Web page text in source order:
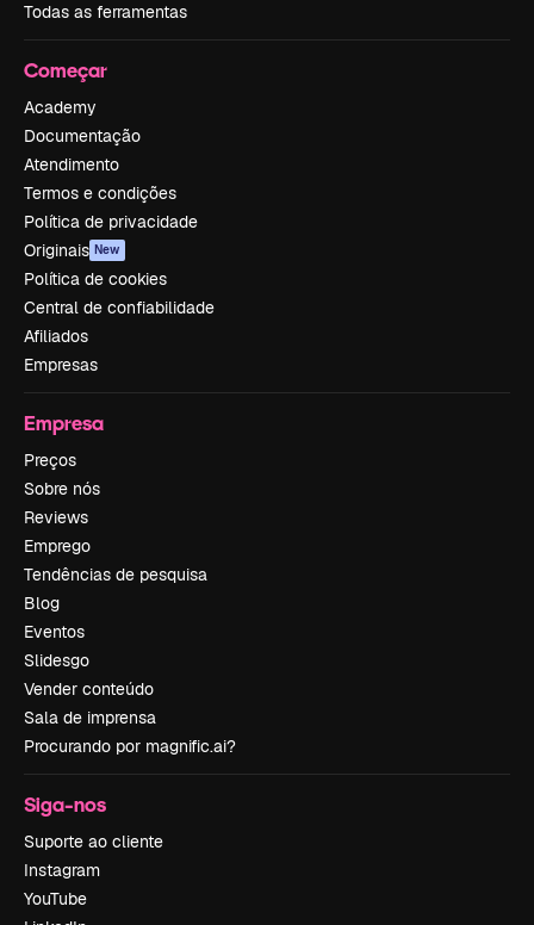
Todas as ferramentas
Começar
Academy
Documentação
Atendimento
Termos e condições
Política de privacidade
Originais New
Política de cookies
Central de confiabilidade
Afiliados
Empresas
Empresa
Preços
Sobre nós
Reviews
Emprego
Tendências de pesquisa
Blog
Eventos
Slidesgo
Vender conteúdo
Sala de imprensa
Procurando por magnific.ai?
Siga-nos
Suporte ao cliente
Instagram
YouTube